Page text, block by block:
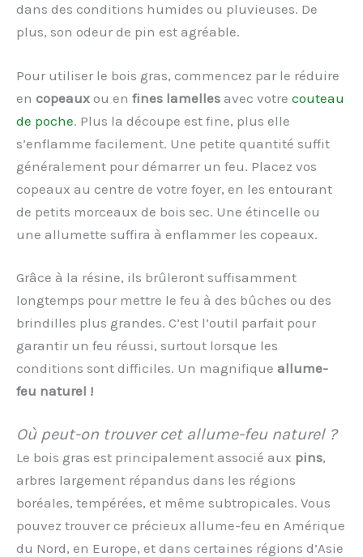
dans des conditions humides ou pluvieuses. De
plus, son odeur de pin est agréable.
Pour utiliser le bois gras, commencez par le réduire
en copeaux ou en fines lamelles avec votre couteau
de poche. Plus la découpe est fine, plus elle
s’enflamme facilement. Une petite quantité suffit
généralement pour démarrer un feu. Placez vos
copeaux au centre de votre foyer, en les entourant
de petits morceaux de bois sec. Une étincelle ou
une allumette suffira à enflammer les copeaux.
Grâce à la résine, ils brûleront suffisamment
longtemps pour mettre le feu à des bûches ou des
brindilles plus grandes. C’est l’outil parfait pour
garantir un feu réussi, surtout lorsque les
conditions sont difficiles. Un magnifique allume-
feu naturel !
Où peut-on trouver cet allume-feu naturel ?
Le bois gras est principalement associé aux pins,
arbres largement répandus dans les régions
boréales, tempérées, et même subtropicales. Vous
pouvez trouver ce précieux allume-feu en Amérique
du Nord, en Europe, et dans certaines régions d’Asie